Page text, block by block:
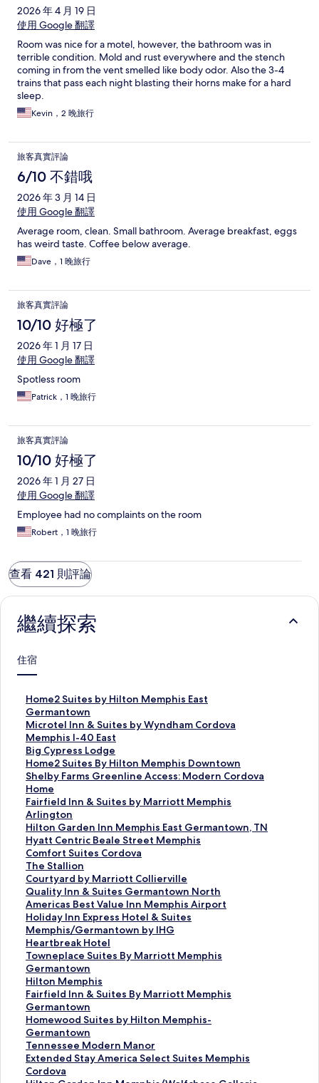
2026 年 4 月 19 日
使用 Google 翻譯
Room was nice for a motel, however, the bathroom was in
terrible condition. Mold and rust everywhere and the stench
coming in from the vent smelled like body odor. Also the 3-4
trains that pass each night blasting their horns make for a hard
sleep.
Kevin，2 晚旅行
旅客真實評論
6/10 不錯哦
2026 年 3 月 14 日
使用 Google 翻譯
Average room, clean. Small bathroom. Average breakfast, eggs
has weird taste. Coffee below average.
Dave，1 晚旅行
旅客真實評論
10/10 好極了
2026 年 1 月 17 日
使用 Google 翻譯
Spotless room
Patrick，1 晚旅行
旅客真實評論
10/10 好極了
2026 年 1 月 27 日
使用 Google 翻譯
Employee had no complaints on the room
Robert，1 晚旅行
查看 421 則評論
繼續探索
住宿
Home2 Suites by Hilton Memphis East
Germantown
H
o
m
e
2
S
u
i
t
e
s
b
y
H
i
l
t
o
n
M
e
m
p
h
i
s
E
a
s
t
Microtel Inn & Suites by Wyndham Cordova
Memphis I-40 East
M
i
c
r
o
t
e
l
I
n
n
&
S
u
i
t
e
s
b
y
W
y
n
d
h
a
m
C
Big Cypress Lodge
B
i
g
C
y
p
r
e
s
s
L
o
d
g
e
的
連
結
Home2 Suites By Hilton Memphis Downtown
H
o
m
e
2
S
u
i
t
e
s
B
y
H
i
l
t
o
n
M
e
m
p
h
i
Shelby Farms Greenline Access: Modern Cordova
Home
S
h
e
l
b
y
F
a
r
m
s
G
r
e
e
n
l
i
n
e
A
c
c
e
Fairfield Inn & Suites by Marriott Memphis
Arlington
F
a
i
r
f
i
e
l
d
I
n
n
&
S
u
i
t
e
s
b
y
M
Hilton Garden Inn Memphis East Germantown, TN
H
i
l
t
o
n
G
a
r
d
e
n
I
n
n
M
e
m
p
h
Hyatt Centric Beale Street Memphis
H
y
a
t
t
C
e
n
t
r
i
c
B
e
a
l
e
S
t
Comfort Suites Cordova
C
o
m
f
o
r
t
S
u
i
t
e
s
C
o
r
d
o
The Stallion
T
h
e
S
t
a
l
l
i
o
n
的
連
結
Courtyard by Marriott Collierville
C
o
u
r
t
y
a
r
d
b
y
M
a
r
r
i
Quality Inn & Suites Germantown North
Q
u
a
l
i
t
y
I
n
n
&
S
u
i
t
Americas Best Value Inn Memphis Airport
A
m
e
r
i
c
a
s
B
e
s
t
V
a
Holiday Inn Express Hotel & Suites
Memphis/Germantown by IHG
H
o
l
i
d
a
y
I
n
n
E
x
p
Heartbreak Hotel
H
e
a
r
t
b
r
e
a
k
H
Towneplace Suites By Marriott Memphis
Germantown
T
o
w
n
e
p
l
a
c
e
Hilton Memphis
H
i
l
t
o
n
M
e
Fairfield Inn & Suites By Marriott Memphis
Germantown
F
a
i
r
f
i
e
Homewood Suites by Hilton Memphis-
Germantown
H
o
m
e
w
Tennessee Modern Manor
T
e
n
Extended Stay America Select Suites Memphis
Cordova
E
x